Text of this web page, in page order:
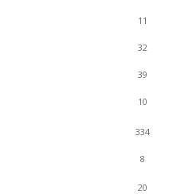
11
32
39
10
334
8
20